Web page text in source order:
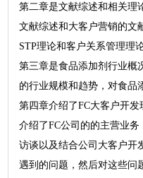
第二章是文献综述和相关理
文献综述和大客户营销的文
STP理论和客户关系管理理论
第三章是食品添加剂行业概
的行业规模和趋势，对食品
第四章介绍了FC大客户开
介绍了FC公司的的主营业
访谈以及结合公司大客户开
遇到的问题，然后对这些问